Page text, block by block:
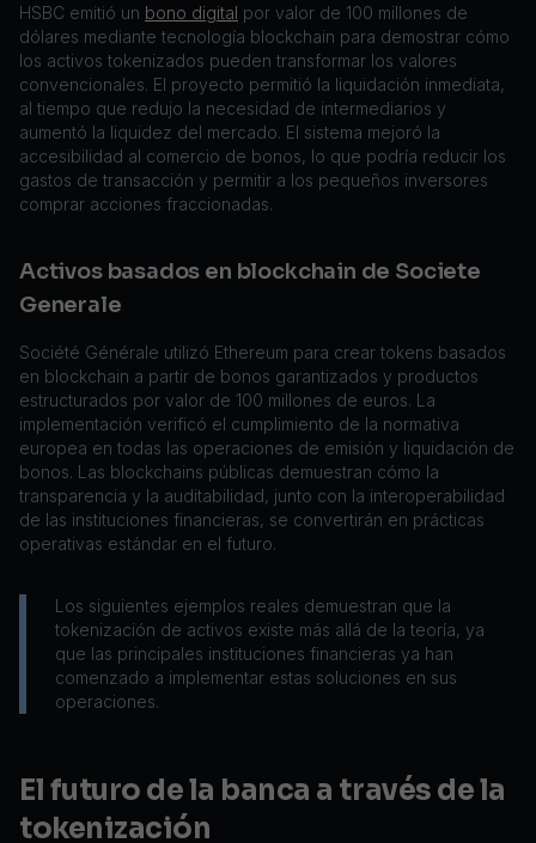
HSBC emitió un bono digital por valor de 100 millones de
dólares mediante tecnología blockchain para demostrar cómo
los activos tokenizados pueden transformar los valores
convencionales. El proyecto permitió la liquidación inmediata,
al tiempo que redujo la necesidad de intermediarios y
aumentó la liquidez del mercado. El sistema mejoró la
accesibilidad al comercio de bonos, lo que podría reducir los
gastos de transacción y permitir a los pequeños inversores
comprar acciones fraccionadas.
Activos basados en blockchain de Societe
Generale
Société Générale utilizó Ethereum para crear tokens basados
en blockchain a partir de bonos garantizados y productos
estructurados por valor de 100 millones de euros. La
implementación verificó el cumplimiento de la normativa
europea en todas las operaciones de emisión y liquidación de
bonos. Las blockchains públicas demuestran cómo la
transparencia y la auditabilidad, junto con la interoperabilidad
de las instituciones financieras, se convertirán en prácticas
operativas estándar en el futuro.
Los siguientes ejemplos reales demuestran que la
tokenización de activos existe más allá de la teoría, ya
que las principales instituciones financieras ya han
comenzado a implementar estas soluciones en sus
operaciones.
El futuro de la banca a través de la
tokenización